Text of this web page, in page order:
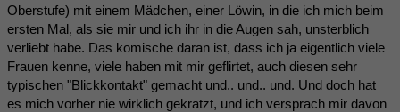
Oberstufe) mit einem Mädchen, einer Löwin, in die ich mich beim
ersten Mal, als sie mir und ich ihr in die Augen sah, unsterblich
verliebt habe. Das komische daran ist, dass ich ja eigentlich viele
Frauen kenne, viele haben mit mir geflirtet, auch diesen sehr
typischen "Blickkontakt" gemacht und.. und.. und. Und doch hat
es mich vorher nie wirklich gekratzt, und ich versprach mir davon